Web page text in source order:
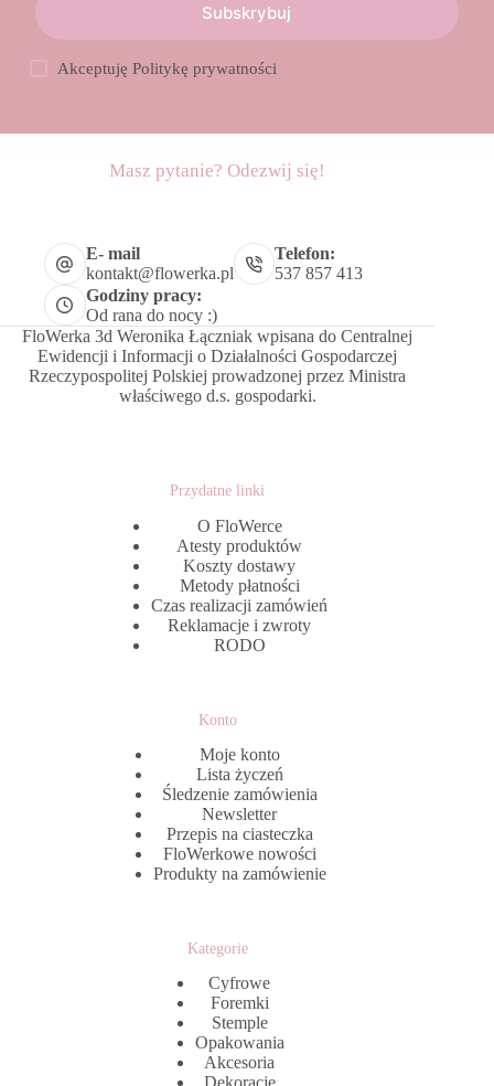
Subskrybuj
AkceptujęPolitykę prywatności
Masz pytanie? Odezwij się!
E- mail
kontakt@flowerka.pl
Telefon:
537 857 413
Godziny pracy:
Od rana do nocy :)
FloWerka 3d Weronika Łączniak wpisana do Centralnej
Ewidencji i Informacji o Działalności Gospodarczej
Rzeczypospolitej Polskiej prowadzonej przez Ministra
właściwego d.s. gospodarki.
Przydatne linki
O FloWerce
Atesty produktów
Koszty dostawy
Metody płatności
Czas realizacji zamówień
Reklamacje i zwroty
RODO
Konto
Moje konto
Lista życzeń
Śledzenie zamówienia
Newsletter
Przepis na ciasteczka
FloWerkowe nowości
Produkty na zamówienie
Kategorie
Cyfrowe
Foremki
Stemple
Opakowania
Akcesoria
Dekoracje